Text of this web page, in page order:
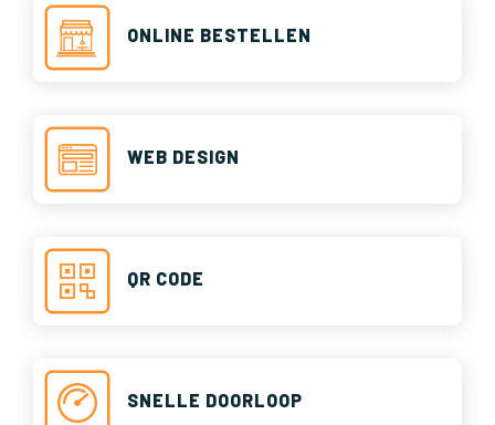
ONLINE BESTELLEN
WEB DESIGN
QR CODE
SNELLE DOORLOOP